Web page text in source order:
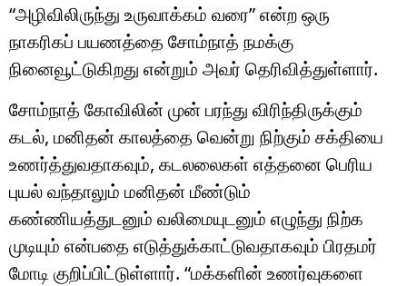
“அழிவிலிருந்து உருவாக்கம் வரை” என்ற ஒரு
நாகரிகப் பயணத்தை சோம்நாத் நமக்கு
நினைவூட்டுகிறது என்றும் அவர் தெரிவித்துள்ளார்.
சோம்நாத் கோவிலின் முன் பரந்து விரிந்திருக்கும்
கடல், மனிதன் காலத்தை வென்று நிற்கும் சக்தியை
உணர்த்துவதாகவும், கடலலைகள் எத்தனை பெரிய
புயல் வந்தாலும் மனிதன் மீண்டும்
கண்ணியத்துடனும் வலிமையுடனும் எழுந்து நிற்க
முடியும் என்பதை எடுத்துக்காட்டுவதாகவும் பிரதமர்
மோடி குறிப்பிட்டுள்ளார். “மக்களின் உணர்வுகளை